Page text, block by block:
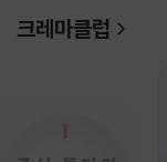
크레마클럽